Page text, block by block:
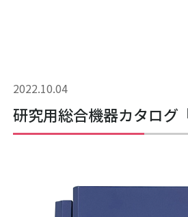
2022.10.04
研究用総合機器カタログ